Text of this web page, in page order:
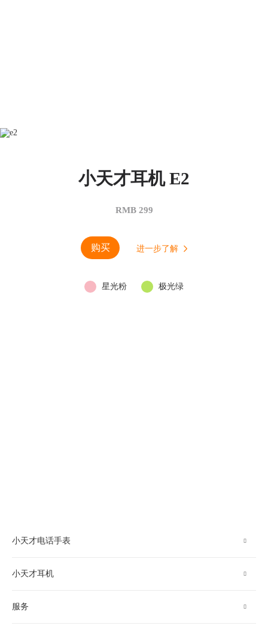
小天才耳机 E2
RMB 299
购买 进一步了解
星光粉 极光绿
小天才电话手表
Z9 Pro
Z7 pro
小天才耳机
E2S
服务